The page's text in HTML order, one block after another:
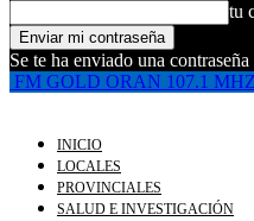
tu
Se te ha enviado una
FM GOLD ORAN 107.1 MHZ
INICIO
LOCALES
PROVINCIALES
SALUD E INVESTIGACIÓN